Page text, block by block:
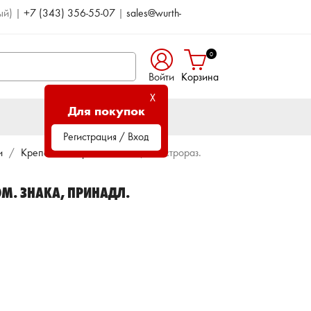
|+7 (343) 356-55-07 |sales@wurth-
Войти
X
Для покупок
Регистрация / Вход
0
Корзина
Крепеж номерного знака
Быстрораз.
ЗНАКА, ПРИНАДЛ.